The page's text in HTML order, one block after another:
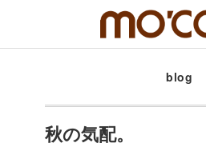
blog
秋の気配。